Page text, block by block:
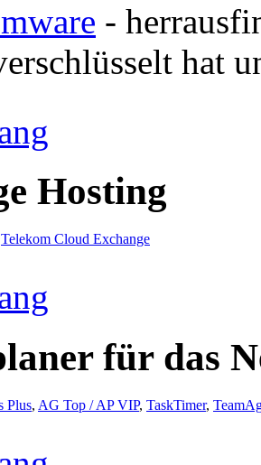
-
hat
Hosting
Telekom Cloud Exchange
für das
Plus, AG Top / AP VIP, TaskTimer,